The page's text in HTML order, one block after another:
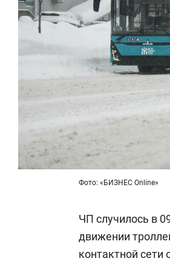
Фото: «БИЗНЕС Online»
ЧП случилось в
движении
контактной сети